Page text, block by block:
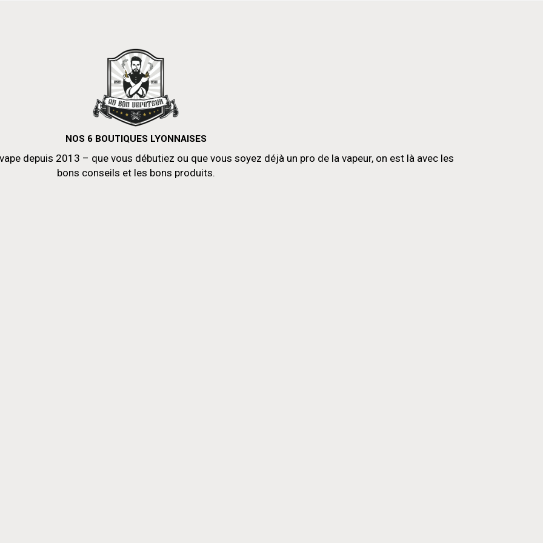
NOS 6 BOUTIQUES LYONNAISES
depuis 2013 – que vous débutiez ou que vous soyez déjà un pro de la vapeur, on est là avec les
bons conseils et les bons produits.